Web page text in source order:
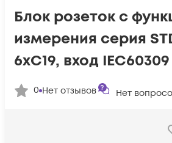
Блок розеток с
измерения серия
6xC19, вход IEC60309
0 Нет отзывов Нет